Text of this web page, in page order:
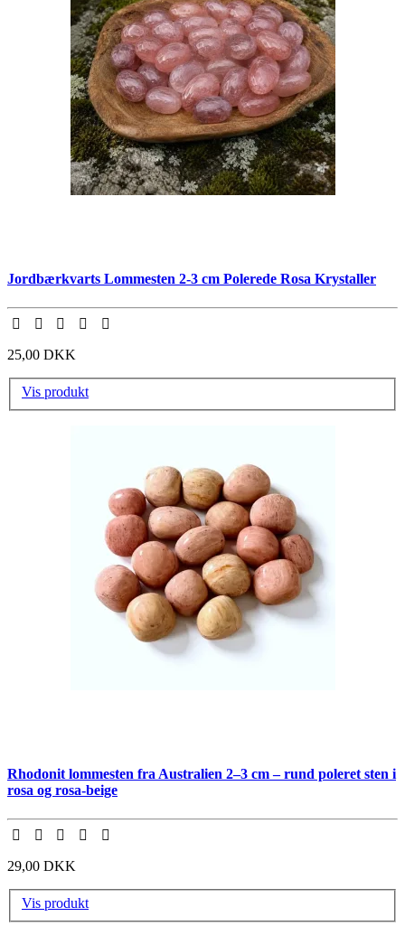
Jordbærkvarts Lommesten 2-3 cm Polerede Rosa Krystaller
25,00 DKK
Vis produkt
Rhodonit lommesten fra Australien 2–3 cm – rund poleret sten i
rosa og rosa-beige
29,00 DKK
Vis produkt